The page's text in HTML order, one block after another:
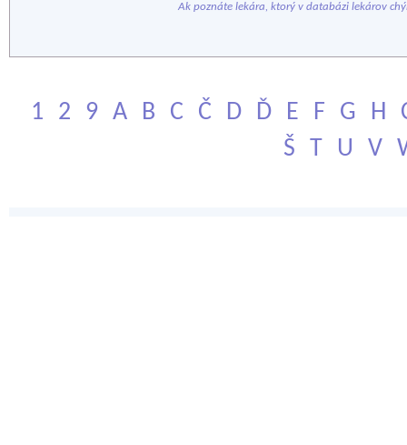
Ak poznáte lekára, ktorý v databázi lekárov
1 2 9 A B C Č D Ď E F G H
Š
T U V